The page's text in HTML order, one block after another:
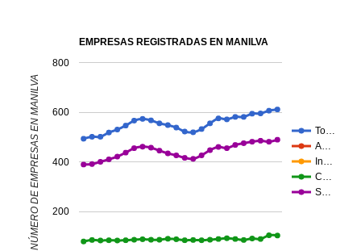
EMPRESAS REGISTRADAS EN MANILVA
To…
A…
In…
C…
S…
200
400
600
800
NÚMERO DE EMPRESAS EN MANILVA